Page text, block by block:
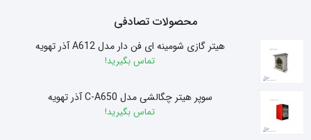
محصولات تصادفی
هیتر گازی شومینه ای فن دار مدل A612 آذر تهویه
تماس بگیرید!
سوپر هیتر چگالشی مدل C-A650 آذر تهویه
تماس بگیرید!